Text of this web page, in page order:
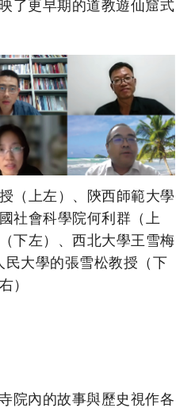
了更早期的道教遊仙窟式
（上左）、陝西師範大學
社會科學院何利群（上
下左）、西北大學王雪梅
民大學的張雪松教授（下
右）
院內的故事與歷史視作各